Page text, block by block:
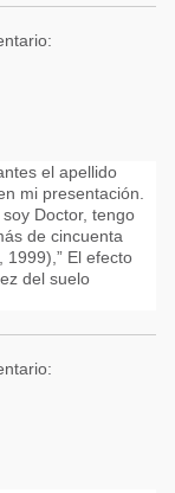
el apellido
mi presentación.
Doctor, tengo
de cincuenta
1999),” El efecto
del suelo